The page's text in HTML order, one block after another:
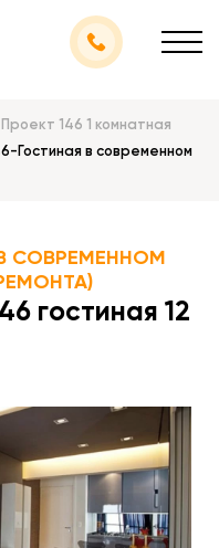
Проект 146 1 комнатная
Гостиная в cовременном
СОВРЕМЕННОМ
гостиная 12